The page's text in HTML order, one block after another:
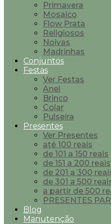
Primavera
Mosaico
Flow Prata
Religiosos
Noivas
Madrinhas
Conjuntos
Festas
Ver Festas
Anel
Brinco
Colar
Pulseira
Presentes
Ver Presentes
até 100 reais
de 101 a 150 reais
de 151 a 200 reais
de 201 a 300
de 301 a 500
a partir de 500
PRESENTES
Blog
Manutenção